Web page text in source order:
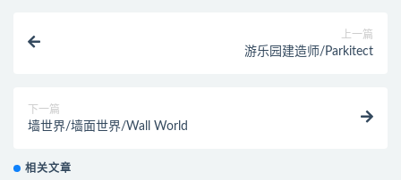
上一篇
游乐园建造师/Parkitect
下一篇
墙世界/墙面世界/Wall World
相关文章